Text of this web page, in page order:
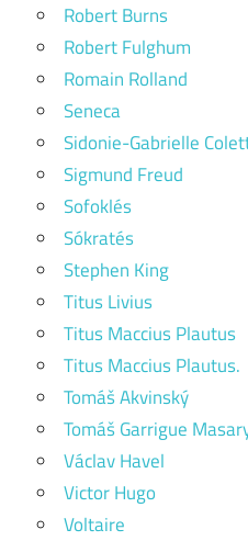
Robert Burns
Robert Fulghum
Romain Rolland
Seneca
Sidonie-Gabrielle
Sigmund Freud
Sofoklés
Sókratés
Stephen King
Titus Livius
Titus Maccius Plautus
Titus Maccius Plautus.
Tomáš Akvinský
Tomáš Garrigue
Václav Havel
Victor Hugo
Voltaire